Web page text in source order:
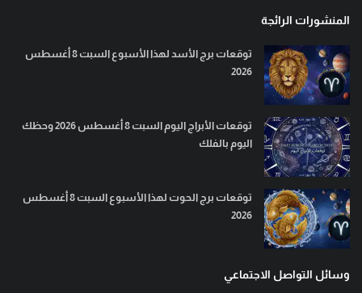
المنشورات الرائجة
توقعات برج الأسد لهذا الأسبوع السبت 8 أغسطس
2026
توقعات الأبراج اليوم السبت 8 أغسطس 2026 وحظك
اليوم بالفلك
توقعات برج الحوت لهذا الأسبوع السبت 8 أغسطس
2026
وسائل التواصل الاجتماعي